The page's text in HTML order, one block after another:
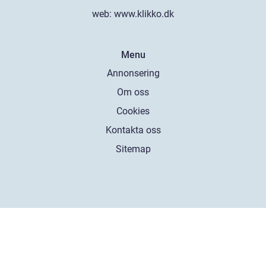
web: www.klikko.dk
Menu
Annonsering
Om oss
Cookies
Kontakta oss
Sitemap